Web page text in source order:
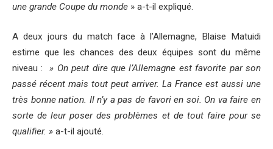
une grande Coupe du monde » a-t-il expliqué.
A deux jours du match face à l’Allemagne, Blaise Matuidi
estime que les chances des deux équipes sont du même
niveau :
» On peut dire que l’Allemagne est favorite par son
passé récent mais tout peut arriver. La France est aussi une
très bonne nation. Il n’y a pas de favori en soi. On va faire en
sorte de leur poser des problèmes et de tout faire pour se
qualifier. » a-t-il ajouté.